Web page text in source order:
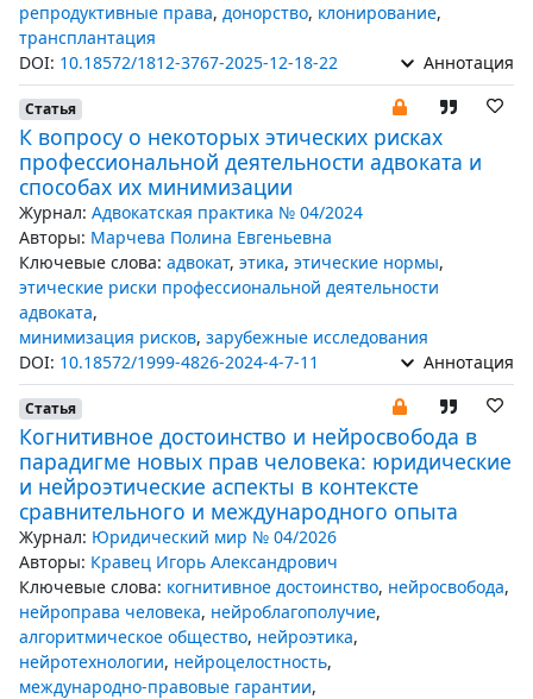
репродуктивные права, донорство, клонирование,
трансплантация
DOI: 10.18572/1812-3767-2025-12-18-22 Аннотация
Статья
К вопросу о некоторых этических рисках
профессиональной деятельности адвоката и
способах их минимизации
Журнал: Адвокатская практика № 04/2024
Авторы: Марчева Полина Евгеньевна
Ключевые слова: адвокат, этика, этические нормы,
этические риски профессиональной деятельности
адвоката,
минимизация рисков, зарубежные исследования
DOI: 10.18572/1999-4826-2024-4-7-11 Аннотация
Статья
Когнитивное достоинство и нейросвобода в
парадигме новых прав человека: юридические
и нейроэтические аспекты в контексте
сравнительного и международного опыта
Журнал: Юридический мир № 04/2026
Авторы: Кравец Игорь Александрович
Ключевые слова: когнитивное достоинство, нейросвобода,
нейроправа человека, нейроблагополучие,
алгоритмическое общество, нейроэтика,
нейротехнологии, нейроцелостность,
международно-правовые гарантии,